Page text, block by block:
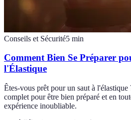
Conseils et Sécurité5 min
Comment Bien Se Préparer
l'Élastique
Êtes-vous prêt pour un saut à
complet pour être bien préparé et en
expérience inoubliable.